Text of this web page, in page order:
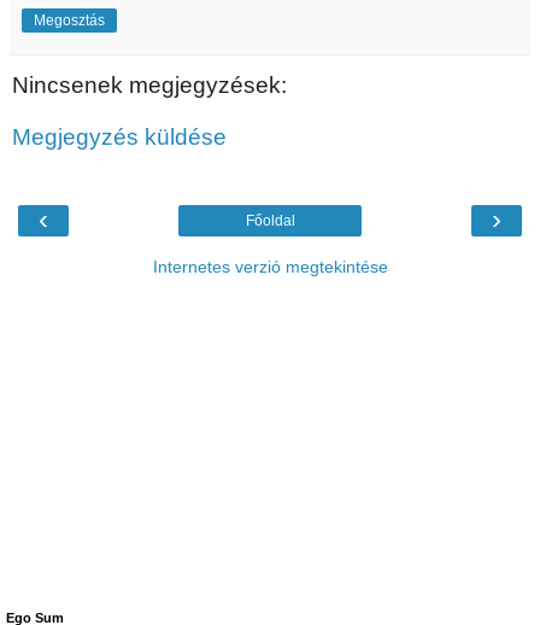
Megosztás
Nincsenek megjegyzések:
Megjegyzés küldése
‹ ›
Főoldal
Internetes verzió megtekintése
Ego Sum